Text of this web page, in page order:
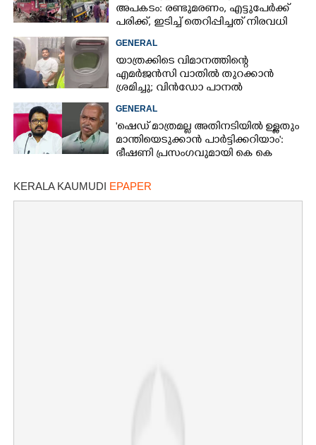
അപകടം: രണ്ടുമരണം, എട്ടുപേർക്ക്
പരിക്ക്, ഇടിച്ച് തെറിപ്പിച്ചത് നിരവധി
GENERAL
യാത്രക്കിടെ വിമാനത്തിന്റെ
എമർജൻസി വാതിൽ തുറക്കാൻ
ശ്രമിച്ചു; വിൻഡോ പാനൽ
നെടുമ്പാശേരിയിൽ മലയാളി
അറസ്റ്റിൽ
GENERAL
'ഷെഡ് മാത്രമല്ല അതിനടിയിൽ ഉള്ളതും
മാന്തിയെടുക്കാൻ പാർട്ടിക്കറിയാം':
ഭീഷണി പ്രസംഗവുമായി കെ കെ
KERALA KAUMUDI EPAPER